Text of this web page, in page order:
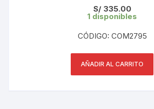
S/335.00
1 disponibles
CÓDIGO: COM2795
AÑADIR AL CARRITO